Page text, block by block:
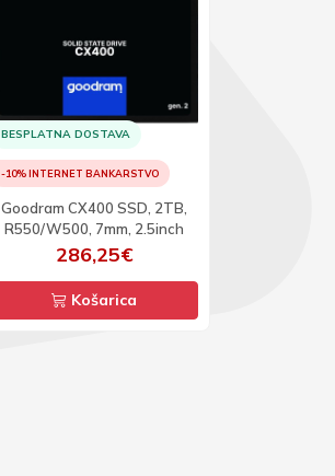
BESPLATNA DOSTAVA
-10% INTERNET BANKARSTVO
Goodram CX400 SSD, 2TB,
R550/W500, 7mm, 2.5inch
286,25€
Košarica